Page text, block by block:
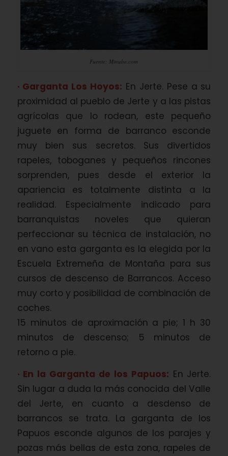
Fuente: Minube.com
· Garganta Los Hoyos: En Jerte. Pese a su
proximidad al pueblo de Jerte y a las pistas
agrícolas que lo rodean, este pequeño
juguete en forma de barranco esconde
muy bien sus secretos. Sus divertidos
rapeles, toboganes y pequeños rincones
sorprenden, pues desde el exterior la
apariencia es totalmente distinta a la
realidad. Especialmente indicado para
barranquistas noveles que quieran
perfeccionar su técnica de instalación, no
en vano esta garganta es la elegida por la
Escuela Extremeña de Montaña para sus
cursos de descenso de Barrancos. Acceso
muy corto y posibilidad de combinación de
coches.
15 minutos de aproximación a pie; 1 h 30
minutos de descenso; 5 minutos de
retorno a pie.
· En la Garganta de los Papuos: En Jerte.
Sin lugar a duda la más conocida del Valle
del Jerte, en cuanto a desdenso de
barrancos se trata. La garganta de los
Papuos esconde algunos de los parajes y
pozas más bellas de esta zona, rapeles de